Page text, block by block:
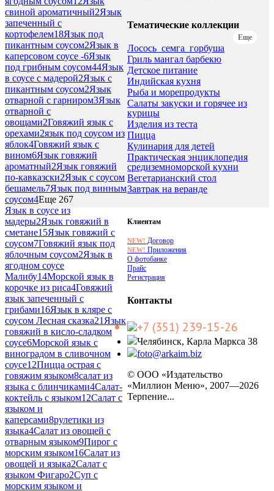
свиной ароматичный2Язык
запеченный с
кортофелем18Язык под
пикантным соусом2Язык в
каперсовом соусе -6Язык
под грибным соусом44Язык
в соусе с мадерой2Язык с
пикантным соусом2Язык
отварной с гарниром3Язык
отварной с
овощами2Говяжий язык с
орехами2язык под соусом из
яблок4Говяжий язык с
вином6Язык говяжий
ароматный2Язык говяжий
по-кавказски2Язык с соусом
бешамель7Язык под винным
соусом4Еще 267
Язык в соусе из
мадеры2Язык говяжий в
сметане15Язык говяжий с
соусом7Говяжий язык под
яблочным соусом2Язык в
ягодном соусе
Малибу14Морской язык в
корочке из риса4Говяжий
язык запеченный с
грибами16Язык в кляре с
соусом Лесная сказка21 Язык
говяжий в кисло-сладком
соусе6Морской язык с
виноградом в сливочном
соусе12Пицца острая с
говяжим языком8салат из
языка с блинчиками4Салат-
коктейль с языком12Салат с
языком и
каперсами8рулетики из
языка4Салат из овощей с
отварным языком9Пирог с
морским языком16Салат из
овощей и языка2Салат с
языком Фигаро2Суп с
морским языком и
Тематические коллекции
Еще
Лосось_семга_горбуша
Гриль мангал барбекю
Детское питание
Индийская кухня
Рыба и морепродукты
Салаты закуски и горячее из
курицы
Изделия из теста
Пицца
Кулинария для детей
Практическая энциклопедия
средиземноморской кухни
Вегетарианский стол
Завтрак на веранде
Клиентам
NEW! Договор
NEW! Приложения
О фотобанке
Прайс
Регистрация
Контакты
+7 (351) 239-15-26
Челябинск, Карла Маркса 38
foto@arkaim.biz
© ООО «Издательство
«Миллион Меню», 2007—2026
Терпение...